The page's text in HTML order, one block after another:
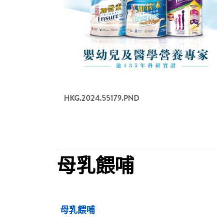
HKG.2024.55179.PND
母乳餵哺​
母乳餵哺